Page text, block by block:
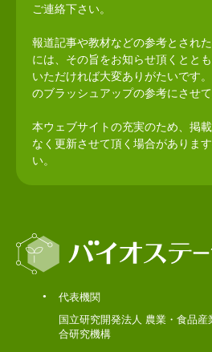
代表機関
国立研究開発法人 農業・食品産
合研究機構
ご連絡下さい。
報道記事や教材などの参考とされ
には、その旨をお知らせ頂くとと
いただければ大変ありがたいです
のブラッシュアップの参考にさせて
本ウェブサイトの充実のため、掲
なく更新させて頂く場合がありま
い。